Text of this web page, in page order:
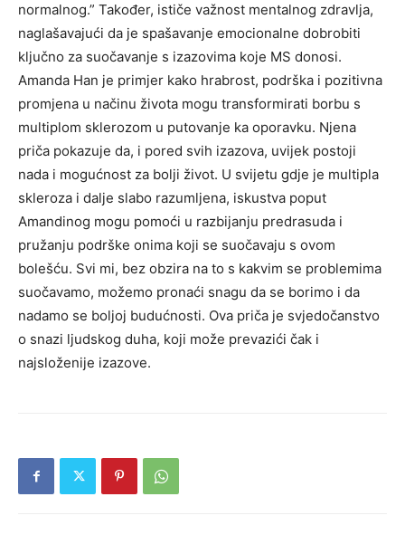
normalnog.” Također, ističe važnost mentalnog zdravlja,
naglašavajući da je spašavanje emocionalne dobrobiti
ključno za suočavanje s izazovima koje MS donosi.
Amanda Han je primjer kako hrabrost, podrška i pozitivna
promjena u načinu života mogu transformirati borbu s
multiplom sklerozom u putovanje ka oporavku. Njena
priča pokazuje da, i pored svih izazova, uvijek postoji
nada i mogućnost za bolji život. U svijetu gdje je multipla
skleroza i dalje slabo razumljena, iskustva poput
Amandinog mogu pomoći u razbijanju predrasuda i
pružanju podrške onima koji se suočavaju s ovom
bolešću. Svi mi, bez obzira na to s kakvim se problemima
suočavamo, možemo pronaći snagu da se borimo i da
nadamo se boljoj budućnosti. Ova priča je svjedočanstvo
o snazi ljudskog duha, koji može prevazići čak i
najsloženije izazove.